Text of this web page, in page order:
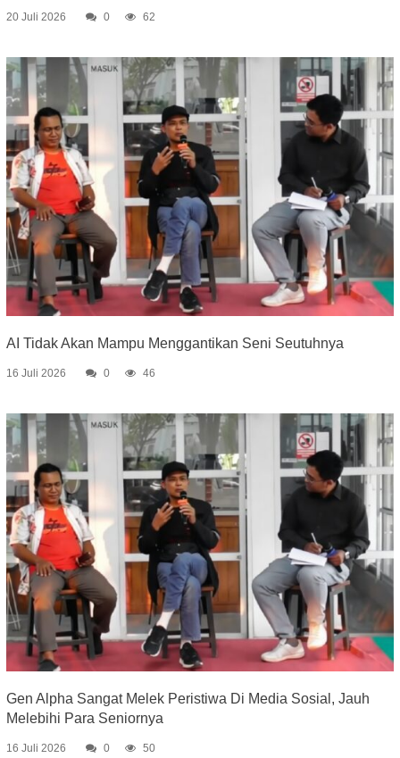
20 Juli 2026 0 62
AI Tidak Akan Mampu Menggantikan Seni Seutuhnya
16 Juli 2026 0 46
Gen Alpha Sangat Melek Peristiwa Di Media Sosial, Jauh
Melebihi Para Seniornya
16 Juli 2026 0 50